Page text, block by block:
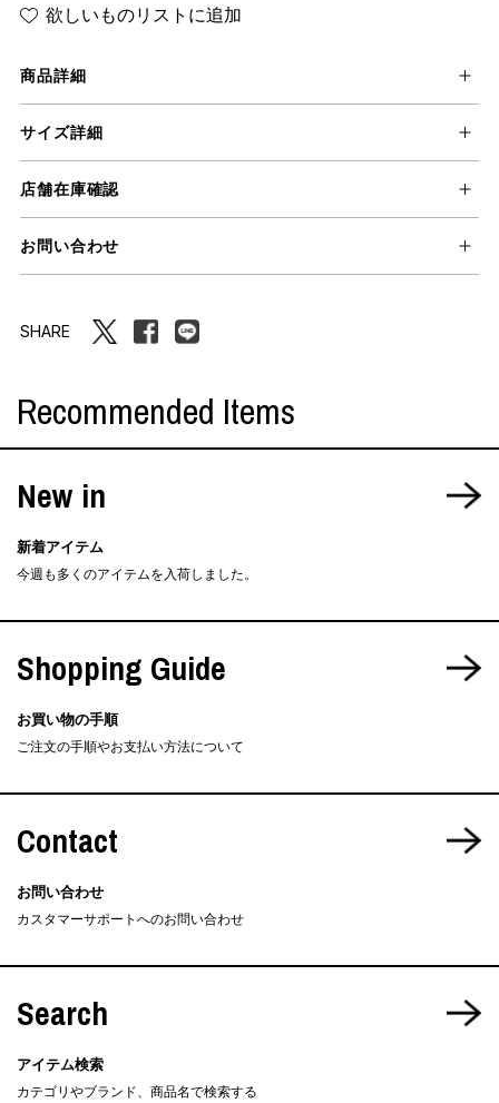
欲しいものリストに追加
商品詳細
サイズ詳細
店舗在庫確認
お問い合わせ
SHARE
Recommended Items
New in
新着アイテム
今週も多くのアイテムを入荷しました。
Shopping Guide
お買い物の手順
ご注文の手順やお支払い方法について
Contact
お問い合わせ
カスタマーサポートへのお問い合わせ
Search
アイテム検索
カテゴリやブランド、商品名で検索する